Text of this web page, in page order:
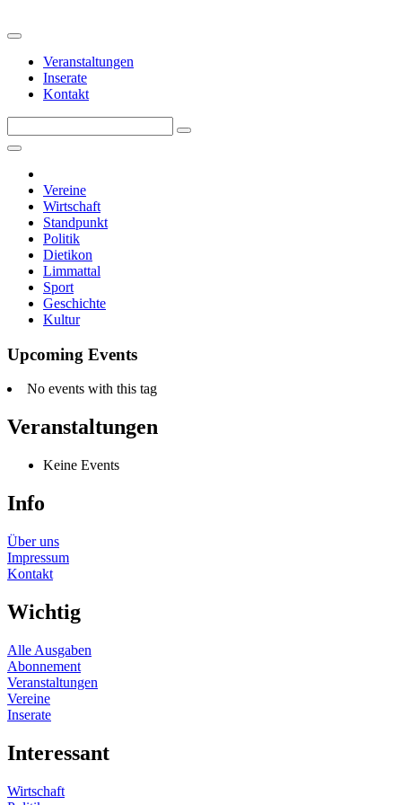
Veranstaltungen
Inserate
Kontakt
Vereine
Wirtschaft
Standpunkt
Politik
Dietikon
Limmattal
Sport
Geschichte
Kultur
Upcoming Events
No events with this tag
Veranstaltungen
Keine Events
Info
Über uns
Impressum
Kontakt
Wichtig
Alle Ausgaben
Abonnement
Veranstaltungen
Vereine
Inserate
Interessant
Wirtschaft